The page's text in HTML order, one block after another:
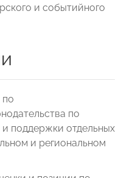
и событийного
по
по
поддержки отдельных
и региональном